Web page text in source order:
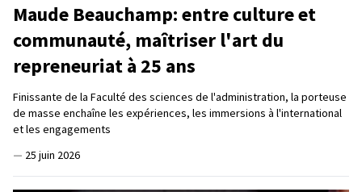
Maude Beauchamp: entre culture et
communauté, maîtriser l'art du
repreneuriat à 25 ans
Finissante de la Faculté des sciences de l'administration, la porteuse
de masse enchaîne les expériences, les immersions à l'international
et les engagements
— 25 juin 2026